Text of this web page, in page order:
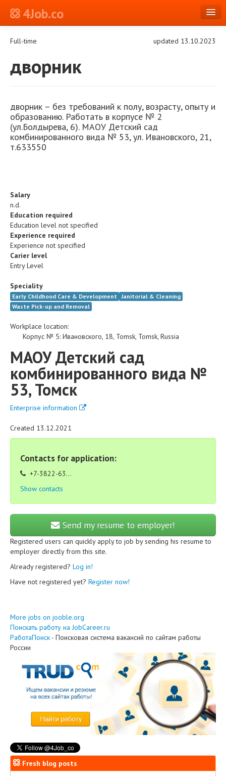
4Job.co
Full-time updated 13.10.2023
дворник
дворник – без требований к полу, возрасту, опыту и
образованию. Работать в корпусе № 2
(ул.Болдырева, 6). МАОУ Детский сад
комбинированного вида № 53, ул. Ивановского, 21,
т.633550
Salary
n.d.
Education required
Education level not specified
Experience required
Experience not specified
Carier level
Entry Level
Speciality
Early Childhood Care & Development Janitorial & Cleaning
Waste Pick-up and Removal
Workplace location:
Корпус № 5: Ивановского, 18, Tomsk, Tomsk, Russia
МАОУ Детский сад
комбинированного вида №
53, Томск
Enterprise information
Created 13.12.2021
Contacts for application:
+7-3822-63...
Show contacts
Send my resume to employer!
Registered users can quickly apply to job by sending his resume to
employer directly from this site.
Already registered? Log in!
Have not registered yet? Register now!
More jobs on jooble.org
Поискать работу на JobCareer.ru
РаботаПоиск - Поисковая система вакансий по сайтам работы
России
Fresh blog posts